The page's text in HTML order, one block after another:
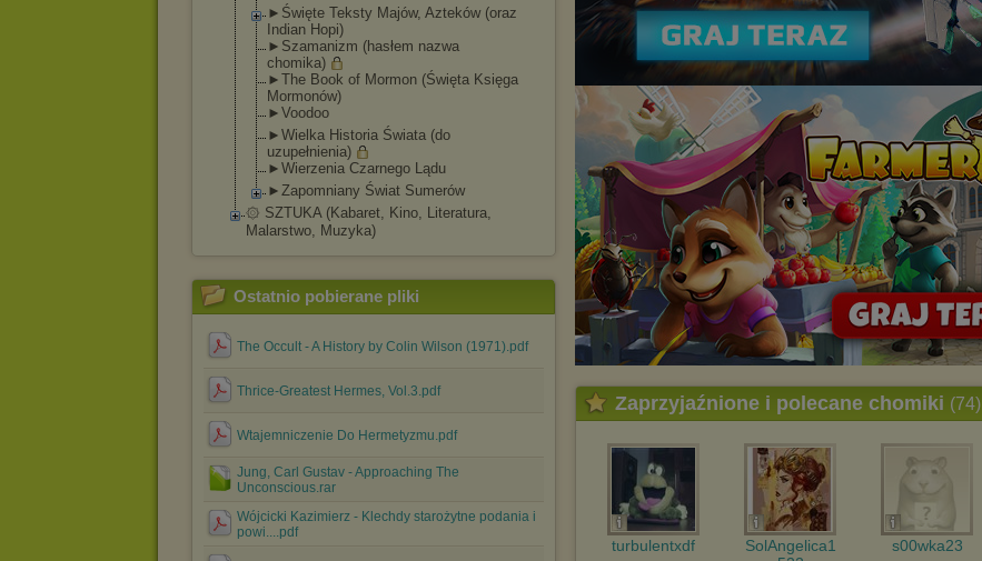
►Święte Teksty Majów, Azteków (oraz
Indian Hopi)
►Szamanizm (hasłem nazwa
chomika)
►The Book of Mormon (Święta Księga
Mormonów)
►Voodoo
►Wielka Historia Świata (do
uzupełnienia)
►Wierzenia Czarnego Lądu
►Zapomniany Świat Sumerów
۞ SZTUKA (Kabaret, Kino, Literatura,
Malarstwo, Muzyka)
Ostatnio pobierane pliki
The Occult - A History by Colin Wilson (1971).pdf
Thrice-Greatest Hermes, Vol.3.pdf
Wtajemniczenie Do Hermetyzmu.pdf
Jung, Carl Gustav - Approaching The
Unconscious.rar
Wójcicki Kazimierz - Klechdy starożytne podania i
powi....pdf
Zaprzyjaźnione i polecane chomiki (74)
turbulentxdf
SolAngelica1
s00wka23